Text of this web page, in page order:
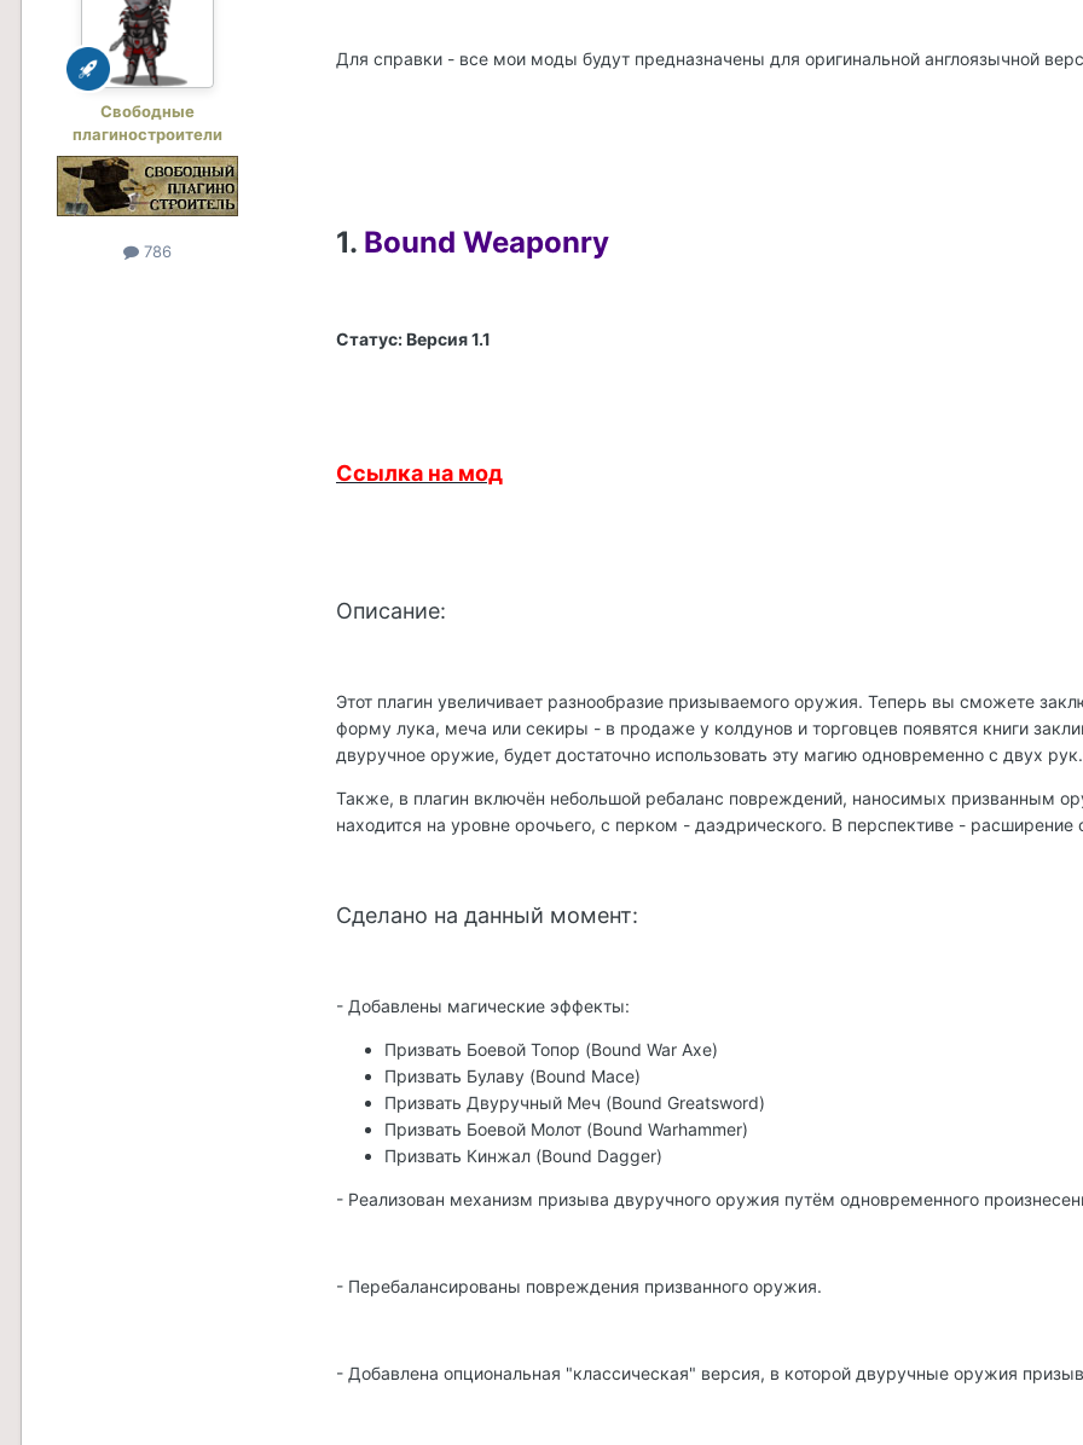
Свободные
плагиностроители
786
Для справки - все мои моды будут предназначены для оригинальной англоязычной
1. Bound Weaponry
Статус: Версия 1.1
Ссылка на мод
Описание:
Этот плагин увеличивает разнообразие призываемого оружия. Теперь вы сможете
форму лука, меча или секиры - в продаже у колдунов и торговцев появятся книги
двуручное оружие, будет достаточно использовать эту магию одновременно с двух рук.
Также, в плагин включён небольшой ребаланс повреждений, наносимых призванным
находится на уровне орочьего, с перком - даэдрического. В перспективе - расширение
Сделано на данный момент:
- Добавлены магические эффекты:
Призвать Боевой Топор (Bound War Axe)
Призвать Булаву (Bound Mace)
Призвать Двуручный Меч (Bound Greatsword)
Призвать Боевой Молот (Bound Warhammer)
Призвать Кинжал (Bound Dagger)
- Реализован механизм призыва двуручного оружия путём одновременного
- Перебалансированы повреждения призванного оружия.
- Добавлена опциональная "классическая" версия, в которой двуручные оружия